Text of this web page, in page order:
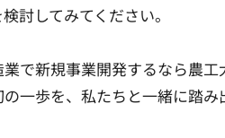
討してみてください。
業で新規事業開発するなら農
の一歩を、私たちと一緒に踏み